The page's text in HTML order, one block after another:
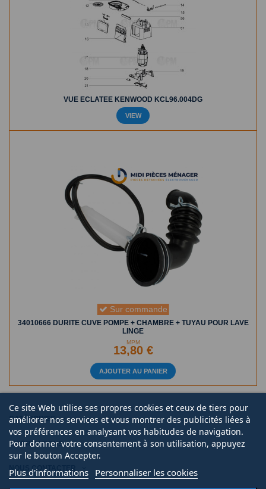
VUE ECLATEE KENWOOD KCL96.004DG
VIEW
Sur commande
34010666 DURITE CUVE POMPE + CHAMBRE + TUYAU POUR LAVE
LINGE
MPM
13,80 €
AJOUTER AU PANIER
CATÉGORIES
INFORMATIONS
NOUS CONTACTER
Ce site Web utilise ses propres cookies et ceux de tiers pour
améliorer nos services et vous montrer des publicités liées à
vos préférences en analysant vos habitudes de navigation.
Pour donner votre consentement à son utilisation, appuyez
sur le bouton Accepter.
Plus d'informations Personnaliser les cookies